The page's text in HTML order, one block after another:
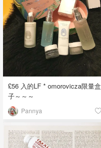
£56 入的LF * omorovicza限量盒
子～～～
Pannya